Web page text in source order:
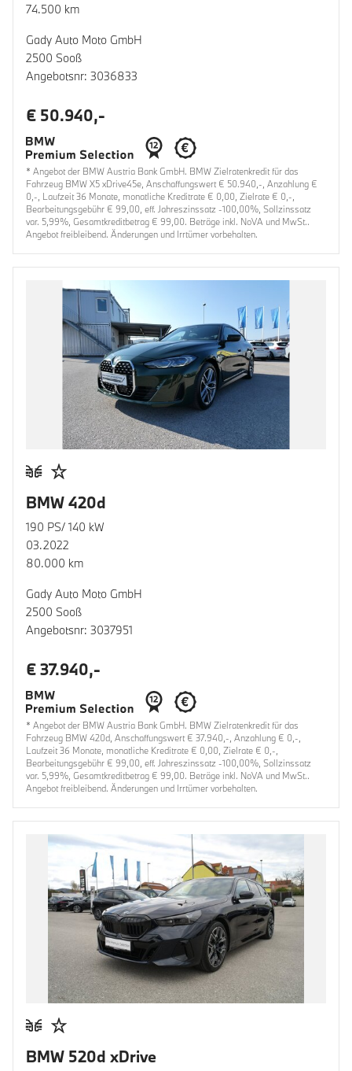
74.500 km
Gady Auto Moto GmbH
2500 Sooß
Angebotsnr: 3036833
€ 50.940,-
* Angebot der BMW Austria Bank GmbH. BMW Zielratenkredit für das
Fahrzeug BMW X5 xDrive45e, Anschaffungswert € 50.940,-, Anzahlung €
0,-, Laufzeit 36 Monate, monatliche Kreditrate € 0,00, Zielrate € 0,-,
Bearbeitungsgebühr € 99,00, eff. Jahreszinssatz -100,00%, Sollzinssatz
var. 5,99%, Gesamtkreditbetrag € 99,00. Beträge inkl. NoVA und MwSt..
Angebot freibleibend. Änderungen und Irrtümer vorbehalten.
BMW 420d
190 PS/ 140 kW
03.2022
80.000 km
Gady Auto Moto GmbH
2500 Sooß
Angebotsnr: 3037951
€ 37.940,-
* Angebot der BMW Austria Bank GmbH. BMW Zielratenkredit für das
Fahrzeug BMW 420d, Anschaffungswert € 37.940,-, Anzahlung € 0,-,
Laufzeit 36 Monate, monatliche Kreditrate € 0,00, Zielrate € 0,-,
Bearbeitungsgebühr € 99,00, eff. Jahreszinssatz -100,00%, Sollzinssatz
var. 5,99%, Gesamtkreditbetrag € 99,00. Beträge inkl. NoVA und MwSt..
Angebot freibleibend. Änderungen und Irrtümer vorbehalten.
BMW 520d xDrive